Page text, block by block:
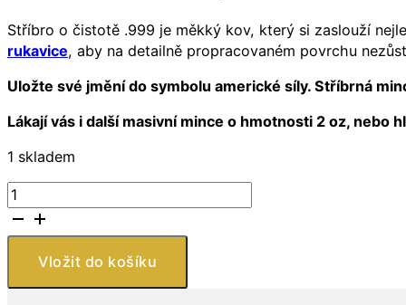
Stříbro o čistotě .999 je měkký kov, který si zaslouží
rukavice, aby na detailně propracovaném povrchu
Uložte své jmění do symbolu americké síly. Stříbrná
Lákají vás i další masivní mince o hmotnosti 2 oz, nebo
1 skladem
Stříbrná
mince
Buffalo
9Fine
Vložit do košíku